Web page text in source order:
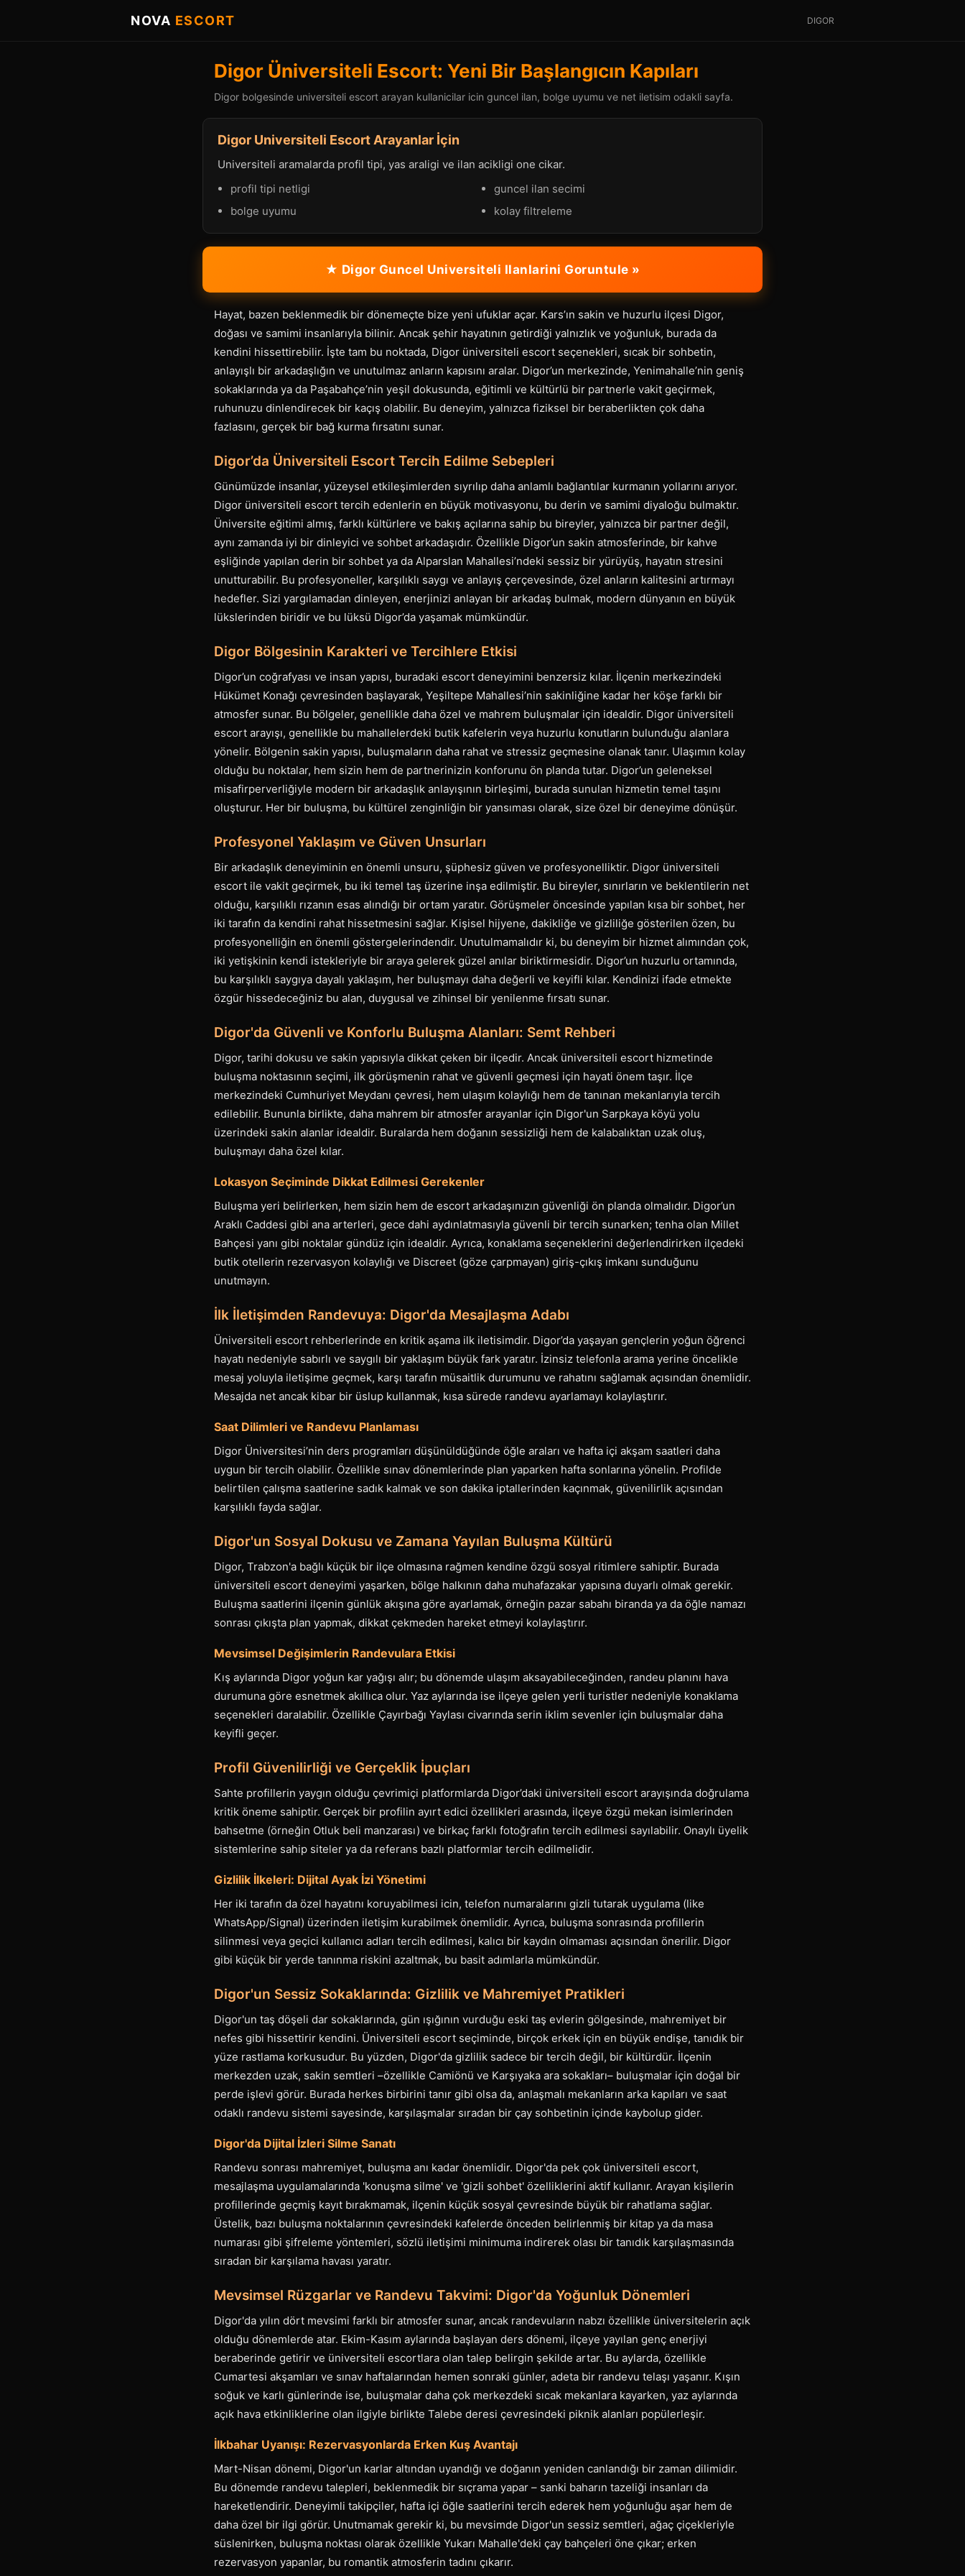
NOVA ESCORT DIGOR
Digor Üniversiteli Escort: Yeni Bir Başlangıcın Kapıları
Digor bolgesinde universiteli escort arayan kullanicilar icin guncel ilan, bolge uyumu ve net iletisim odakli sayfa.
Digor Universiteli Escort Arayanlar İçin
Universiteli aramalarda profil tipi, yas araligi ve ilan acikligi one cikar.
profil tipi netligi
guncel ilan secimi
bolge uyumu
kolay filtreleme
★ Digor Guncel Universiteli Ilanlarini Goruntule »
Hayat, bazen beklenmedik bir dönemeçte bize yeni ufuklar açar. Kars’ın sakin ve huzurlu ilçesi Digor,
doğası ve samimi insanlarıyla bilinir. Ancak şehir hayatının getirdiği yalnızlık ve yoğunluk, burada da
kendini hissettirebilir. İşte tam bu noktada, Digor üniversiteli escort seçenekleri, sıcak bir sohbetin,
anlayışlı bir arkadaşlığın ve unutulmaz anların kapısını aralar. Digor’un merkezinde, Yenimahalle’nin geniş
sokaklarında ya da Paşabahçe’nin yeşil dokusunda, eğitimli ve kültürlü bir partnerle vakit geçirmek,
ruhunuzu dinlendirecek bir kaçış olabilir. Bu deneyim, yalnızca fiziksel bir beraberlikten çok daha
fazlasını, gerçek bir bağ kurma fırsatını sunar.
Digor’da Üniversiteli Escort Tercih Edilme Sebepleri
Günümüzde insanlar, yüzeysel etkileşimlerden sıyrılıp daha anlamlı bağlantılar kurmanın yollarını arıyor.
Digor üniversiteli escort tercih edenlerin en büyük motivasyonu, bu derin ve samimi diyaloğu bulmaktır.
Üniversite eğitimi almış, farklı kültürlere ve bakış açılarına sahip bu bireyler, yalnızca bir partner değil,
aynı zamanda iyi bir dinleyici ve sohbet arkadaşıdır. Özellikle Digor’un sakin atmosferinde, bir kahve
eşliğinde yapılan derin bir sohbet ya da Alparslan Mahallesi’ndeki sessiz bir yürüyüş, hayatın stresini
unutturabilir. Bu profesyoneller, karşılıklı saygı ve anlayış çerçevesinde, özel anların kalitesini artırmayı
hedefler. Sizi yargılamadan dinleyen, enerjinizi anlayan bir arkadaş bulmak, modern dünyanın en büyük
lükslerinden biridir ve bu lüksü Digor’da yaşamak mümkündür.
Digor Bölgesinin Karakteri ve Tercihlere Etkisi
Digor’un coğrafyası ve insan yapısı, buradaki escort deneyimini benzersiz kılar. İlçenin merkezindeki
Hükümet Konağı çevresinden başlayarak, Yeşiltepe Mahallesi’nin sakinliğine kadar her köşe farklı bir
atmosfer sunar. Bu bölgeler, genellikle daha özel ve mahrem buluşmalar için idealdir. Digor üniversiteli
escort arayışı, genellikle bu mahallelerdeki butik kafelerin veya huzurlu konutların bulunduğu alanlara
yönelir. Bölgenin sakin yapısı, buluşmaların daha rahat ve stressiz geçmesine olanak tanır. Ulaşımın kolay
olduğu bu noktalar, hem sizin hem de partnerinizin konforunu ön planda tutar. Digor’un geleneksel
misafirperverliğiyle modern bir arkadaşlık anlayışının birleşimi, burada sunulan hizmetin temel taşını
oluşturur. Her bir buluşma, bu kültürel zenginliğin bir yansıması olarak, size özel bir deneyime dönüşür.
Profesyonel Yaklaşım ve Güven Unsurları
Bir arkadaşlık deneyiminin en önemli unsuru, şüphesiz güven ve profesyonelliktir. Digor üniversiteli
escort ile vakit geçirmek, bu iki temel taş üzerine inşa edilmiştir. Bu bireyler, sınırların ve beklentilerin net
olduğu, karşılıklı rızanın esas alındığı bir ortam yaratır. Görüşmeler öncesinde yapılan kısa bir sohbet, her
iki tarafın da kendini rahat hissetmesini sağlar. Kişisel hijyene, dakikliğe ve gizliliğe gösterilen özen, bu
profesyonelliğin en önemli göstergelerindendir. Unutulmamalıdır ki, bu deneyim bir hizmet alımından çok,
iki yetişkinin kendi istekleriyle bir araya gelerek güzel anılar biriktirmesidir. Digor’un huzurlu ortamında,
bu karşılıklı saygıya dayalı yaklaşım, her buluşmayı daha değerli ve keyifli kılar. Kendinizi ifade etmekte
özgür hissedeceğiniz bu alan, duygusal ve zihinsel bir yenilenme fırsatı sunar.
Digor'da Güvenli ve Konforlu Buluşma Alanları: Semt Rehberi
Digor, tarihi dokusu ve sakin yapısıyla dikkat çeken bir ilçedir. Ancak üniversiteli escort hizmetinde
buluşma noktasının seçimi, ilk görüşmenin rahat ve güvenli geçmesi için hayati önem taşır. İlçe
merkezindeki Cumhuriyet Meydanı çevresi, hem ulaşım kolaylığı hem de tanınan mekanlarıyla tercih
edilebilir. Bununla birlikte, daha mahrem bir atmosfer arayanlar için Digor'un Sarpkaya köyü yolu
üzerindeki sakin alanlar idealdir. Buralarda hem doğanın sessizliği hem de kalabalıktan uzak oluş,
buluşmayı daha özel kılar.
Lokasyon Seçiminde Dikkat Edilmesi Gerekenler
Buluşma yeri belirlerken, hem sizin hem de escort arkadaşınızın güvenliği ön planda olmalıdır. Digor’un
Araklı Caddesi gibi ana arterleri, gece dahi aydınlatmasıyla güvenli bir tercih sunarken; tenha olan Millet
Bahçesi yanı gibi noktalar gündüz için idealdir. Ayrıca, konaklama seçeneklerini değerlendirirken ilçedeki
butik otellerin rezervasyon kolaylığı ve Discreet (göze çarpmayan) giriş-çıkış imkanı sunduğunu
unutmayın.
İlk İletişimden Randevuya: Digor'da Mesajlaşma Adabı
Üniversiteli escort rehberlerinde en kritik aşama ilk iletisimdir. Digor’da yaşayan gençlerin yoğun öğrenci
hayatı nedeniyle sabırlı ve saygılı bir yaklaşım büyük fark yaratır. İzinsiz telefonla arama yerine öncelikle
mesaj yoluyla iletişime geçmek, karşı tarafın müsaitlik durumunu ve rahatını sağlamak açısından önemlidir.
Mesajda net ancak kibar bir üslup kullanmak, kısa sürede randevu ayarlamayı kolaylaştırır.
Saat Dilimleri ve Randevu Planlaması
Digor Üniversitesi’nin ders programları düşünüldüğünde öğle araları ve hafta içi akşam saatleri daha
uygun bir tercih olabilir. Özellikle sınav dönemlerinde plan yaparken hafta sonlarına yönelin. Profilde
belirtilen çalışma saatlerine sadık kalmak ve son dakika iptallerinden kaçınmak, güvenilirlik açısından
karşılıklı fayda sağlar.
Digor'un Sosyal Dokusu ve Zamana Yayılan Buluşma Kültürü
Digor, Trabzon'a bağlı küçük bir ilçe olmasına rağmen kendine özgü sosyal ritimlere sahiptir. Burada
üniversiteli escort deneyimi yaşarken, bölge halkının daha muhafazakar yapısına duyarlı olmak gerekir.
Buluşma saatlerini ilçenin günlük akışına göre ayarlamak, örneğin pazar sabahı biranda ya da öğle namazı
sonrası çıkışta plan yapmak, dikkat çekmeden hareket etmeyi kolaylaştırır.
Mevsimsel Değişimlerin Randevulara Etkisi
Kış aylarında Digor yoğun kar yağışı alır; bu dönemde ulaşım aksayabileceğinden, randeu planını hava
durumuna göre esnetmek akıllıca olur. Yaz aylarında ise ilçeye gelen yerli turistler nedeniyle konaklama
seçenekleri daralabilir. Özellikle Çayırbağı Yaylası civarında serin iklim sevenler için buluşmalar daha
keyifli geçer.
Profil Güvenilirliği ve Gerçeklik İpuçları
Sahte profillerin yaygın olduğu çevrimiçi platformlarda Digor’daki üniversiteli escort arayışında doğrulama
kritik öneme sahiptir. Gerçek bir profilin ayırt edici özellikleri arasında, ilçeye özgü mekan isimlerinden
bahsetme (örneğin Otluk beli manzarası) ve birkaç farklı fotoğrafın tercih edilmesi sayılabilir. Onaylı üyelik
sistemlerine sahip siteler ya da referans bazlı platformlar tercih edilmelidir.
Gizlilik İlkeleri: Dijital Ayak İzi Yönetimi
Her iki tarafın da özel hayatını koruyabilmesi icin, telefon numaralarını gizli tutarak uygulama (like
WhatsApp/Signal) üzerinden iletişim kurabilmek önemlidir. Ayrıca, buluşma sonrasında profillerin
silinmesi veya geçici kullanıcı adları tercih edilmesi, kalıcı bir kaydın olmaması açısından önerilir. Digor
gibi küçük bir yerde tanınma riskini azaltmak, bu basit adımlarla mümkündür.
Digor'un Sessiz Sokaklarında: Gizlilik ve Mahremiyet Pratikleri
Digor'un taş döşeli dar sokaklarında, gün ışığının vurduğu eski taş evlerin gölgesinde, mahremiyet bir
nefes gibi hissettirir kendini. Üniversiteli escort seçiminde, birçok erkek için en büyük endişe, tanıdık bir
yüze rastlama korkusudur. Bu yüzden, Digor'da gizlilik sadece bir tercih değil, bir kültürdür. İlçenin
merkezden uzak, sakin semtleri –özellikle Camiönü ve Karşıyaka ara sokakları– buluşmalar için doğal bir
perde işlevi görür. Burada herkes birbirini tanır gibi olsa da, anlaşmalı mekanların arka kapıları ve saat
odaklı randevu sistemi sayesinde, karşılaşmalar sıradan bir çay sohbetinin içinde kaybolup gider.
Digor'da Dijital İzleri Silme Sanatı
Randevu sonrası mahremiyet, buluşma anı kadar önemlidir. Digor'da pek çok üniversiteli escort,
mesajlaşma uygulamalarında 'konuşma silme' ve 'gizli sohbet' özelliklerini aktif kullanır. Arayan kişilerin
profillerinde geçmiş kayıt bırakmamak, ilçenin küçük sosyal çevresinde büyük bir rahatlama sağlar.
Üstelik, bazı buluşma noktalarının çevresindeki kafelerde önceden belirlenmiş bir kitap ya da masa
numarası gibi şifreleme yöntemleri, sözlü iletişimi minimuma indirerek olası bir tanıdık karşılaşmasında
sıradan bir karşılama havası yaratır.
Mevsimsel Rüzgarlar ve Randevu Takvimi: Digor'da Yoğunluk Dönemleri
Digor'da yılın dört mevsimi farklı bir atmosfer sunar, ancak randevuların nabzı özellikle üniversitelerin açık
olduğu dönemlerde atar. Ekim-Kasım aylarında başlayan ders dönemi, ilçeye yayılan genç enerjiyi
beraberinde getirir ve üniversiteli escortlara olan talep belirgin şekilde artar. Bu aylarda, özellikle
Cumartesi akşamları ve sınav haftalarından hemen sonraki günler, adeta bir randevu telaşı yaşanır. Kışın
soğuk ve karlı günlerinde ise, buluşmalar daha çok merkezdeki sıcak mekanlara kayarken, yaz aylarında
açık hava etkinliklerine olan ilgiyle birlikte Talebe deresi çevresindeki piknik alanları popülerleşir.
İlkbahar Uyanışı: Rezervasyonlarda Erken Kuş Avantajı
Mart-Nisan dönemi, Digor'un karlar altından uyandığı ve doğanın yeniden canlandığı bir zaman dilimidir.
Bu dönemde randevu talepleri, beklenmedik bir sıçrama yapar – sanki baharın tazeliği insanları da
hareketlendirir. Deneyimli takipçiler, hafta içi öğle saatlerini tercih ederek hem yoğunluğu aşar hem de
daha özel bir ilgi görür. Unutmamak gerekir ki, bu mevsimde Digor'un sessiz semtleri, ağaç çiçekleriyle
süslenirken, buluşma noktası olarak özellikle Yukarı Mahalle'deki çay bahçeleri öne çıkar; erken
rezervasyon yapanlar, bu romantik atmosferin tadını çıkarır.